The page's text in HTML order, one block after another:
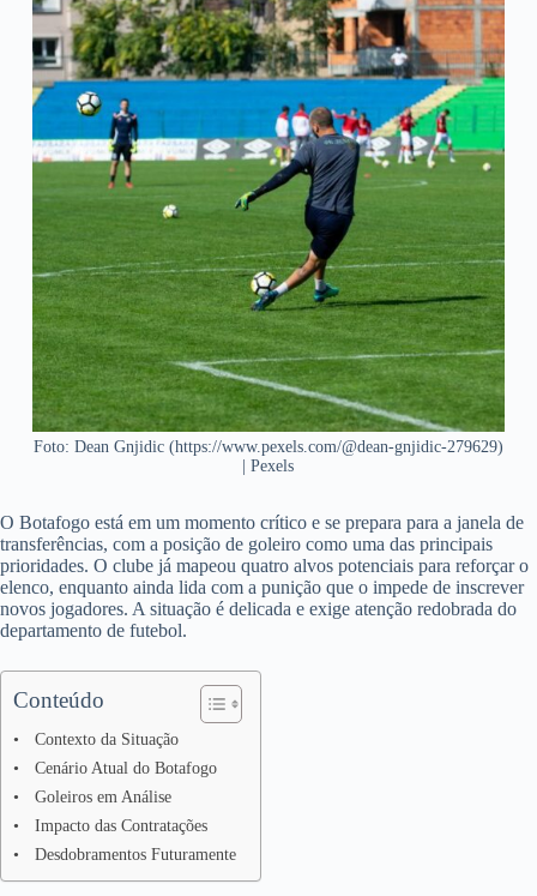
Foto: Dean Gnjidic (https://www.pexels.com/@dean-gnjidic-279629)
| Pexels
O Botafogo está em um momento crítico e se prepara para a janela de
transferências, com a posição de goleiro como uma das principais
prioridades. O clube já mapeou quatro alvos potenciais para reforçar o
elenco, enquanto ainda lida com a punição que o impede de inscrever
novos jogadores. A situação é delicada e exige atenção redobrada do
departamento de futebol.
Conteúdo
Contexto da Situação
Cenário Atual do Botafogo
Goleiros em Análise
Impacto das Contratações
Desdobramentos Futuramente